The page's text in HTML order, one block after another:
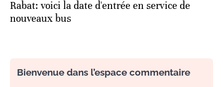
Rabat: voici la date d'entrée en service de
nouveaux bus
Bienvenue dans l’espace commentaire